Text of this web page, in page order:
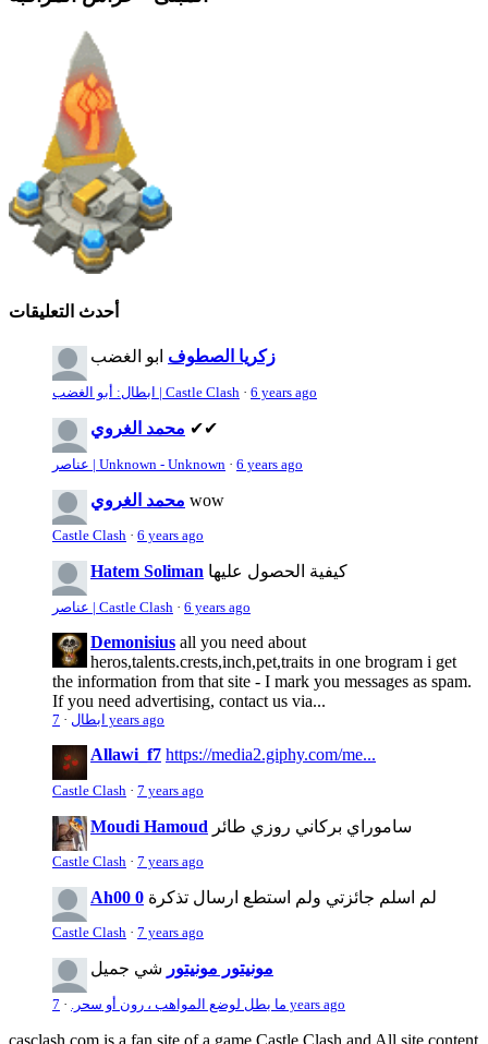
أحدث التعليقات
زكريا الصطوف ابو الغضب
ابطال: أبو الغضب | Castle Clash · 6 years ago
محمد الغروي ✔✔
عناصر | Unknown - Unknown · 6 years ago
محمد الغروي wow
Castle Clash · 6 years ago
Hatem Soliman كيفية الحصول عليها
عناصر | Castle Clash · 6 years ago
Demonisius all you need about
heros,talents.crests,inch,pet,traits in one brogram i get
the information from that site - I mark you messages as spam.
If you need advertising, contact us via...
ابطال · 7 years ago
Allawi_f7 https://media2.giphy.com/me...
Castle Clash · 7 years ago
Moudi Hamoud ساموراي بركاني روزي طائر
Castle Clash · 7 years ago
Ah00 0 لم اسلم جائزتي ولم استطع ارسال تذكرة
Castle Clash · 7 years ago
مونيتور مونيتور شي جميل
ما بطل لوضع المواهب ، رون أو سحر. · 7 years ago
casclash.com is a fan site of a game Castle Clash and All site content